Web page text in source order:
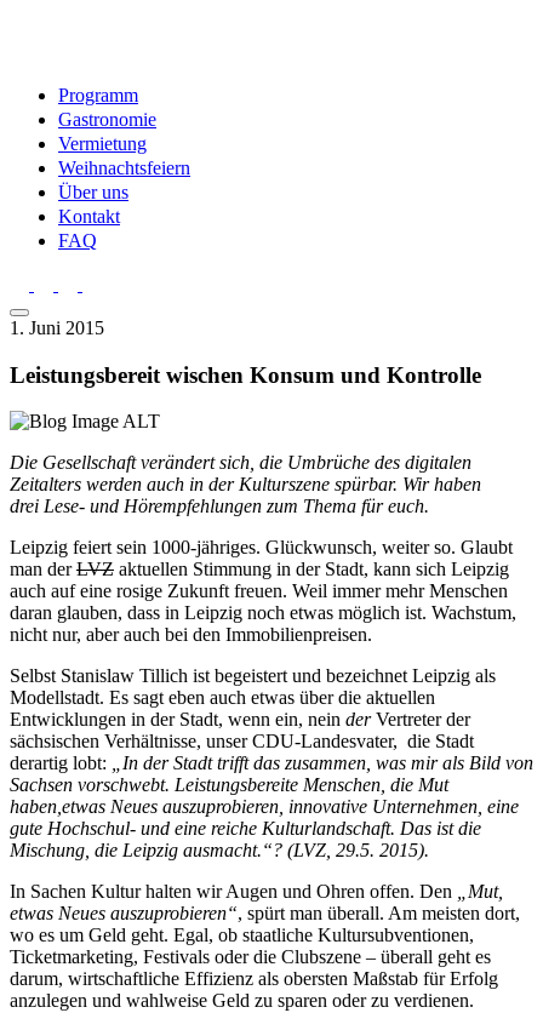
Programm
Gastronomie
Vermietung
Weihnachtsfeiern
Über uns
Kontakt
FAQ
1. Juni 2015
Leistungsbereit wischen Konsum und Kontrolle
Die Gesellschaft verändert sich, die Umbrüche des digitalen
Zeitalters werden auch in der Kulturszene spürbar. Wir haben
drei Lese- und Hörempfehlungen zum Thema für euch.
Leipzig feiert sein 1000-jähriges. Glückwunsch, weiter so. Glaubt
man derLVZ aktuellen Stimmung in der Stadt, kann sich Leipzig
auch auf eine rosige Zukunft freuen. Weil immer mehr Menschen
daran glauben, dass in Leipzig noch etwas möglich ist. Wachstum,
nicht nur, aber auch bei den Immobilienpreisen.
Selbst Stanislaw Tillich ist begeistert und bezeichnet Leipzig als
Modellstadt. Es sagt eben auch etwas über die aktuellen
Entwicklungen in der Stadt, wenn ein, nein derVertreter der
sächsischen Verhältnisse, unser CDU-Landesvater, die Stadt
derartig lobt: „In der Stadt trifft das zusammen, was mir als Bild von
Sachsen vorschwebt. Leistungsbereite Menschen, die Mut
haben,etwas Neues auszuprobieren, innovative Unternehmen, eine
gute Hochschul- und eine reiche Kulturlandschaft. Das ist die
Mischung, die Leipzig ausmacht.“? (LVZ, 29.5. 2015).
In Sachen Kultur halten wir Augen und Ohren offen. Den „Mut,
etwas Neues auszuprobieren“, spürt man überall. Am meisten dort,
wo es um Geld geht. Egal, ob staatliche Kultursubventionen,
Ticketmarketing, Festivals oder die Clubszene – überall geht es
darum, wirtschaftliche Effizienz als obersten Maßstab für Erfolg
anzulegen und wahlweise Geld zu sparen oder zu verdienen.